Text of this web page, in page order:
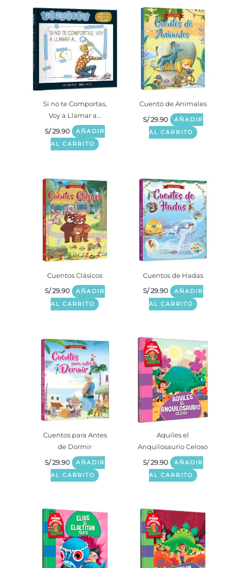
Si no te Comportas,
Voy a Llamar a…
S/29.90
AÑADIR
AL CARRITO
Cuento de Animales
S/29.90
AÑADIR
AL CARRITO
Cuentos Clásicos
S/29.90
AÑADIR
AL CARRITO
Cuentos de Hadas
S/29.90
AÑADIR
AL CARRITO
Cuentos para Antes
de Dormir
S/29.90
AÑADIR
AL CARRITO
Aquiles el
Anquilosaurio Celoso
S/29.90
AÑADIR
AL CARRITO